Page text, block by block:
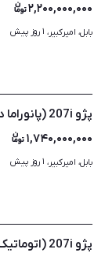
۲,۲۰۰,۰۰۰,۰۰۰
بابل، امیرکبیر، ۱ روز پیش
پژو 207i (پانوراما دنده ای) 1401 سفید
۱,۷۴۰,۰۰۰,۰۰۰
بابل، امیرکبیر، ۱ روز پیش
پژو 207i (اتوماتیک) 1397 سفید « کم کار »